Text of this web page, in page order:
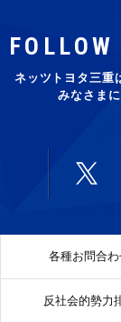
ネッツトヨタ三重
みなさま
各種お問合
反社会的勢力